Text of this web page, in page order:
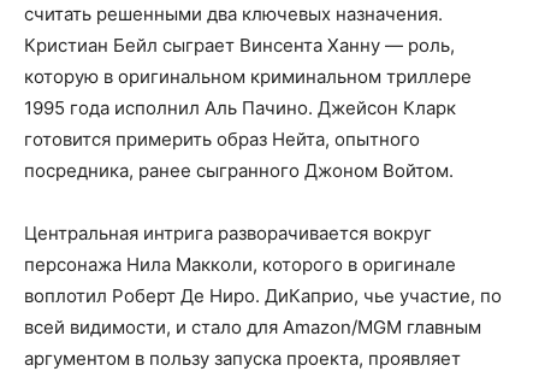
считать решенными два ключевых назначения.
Кристиан Бейл сыграет Винсента Ханну — роль,
которую в оригинальном криминальном триллере
1995 года исполнил Аль Пачино. Джейсон Кларк
готовится примерить образ Нейта, опытного
посредника, ранее сыгранного Джоном Войтом.
Центральная интрига разворачивается вокруг
персонажа Нила Макколи, которого в оригинале
воплотил Роберт Де Ниро. ДиКаприо, чье участие, по
всей видимости, и стало для Amazon/MGM главным
аргументом в пользу запуска проекта, проявляет